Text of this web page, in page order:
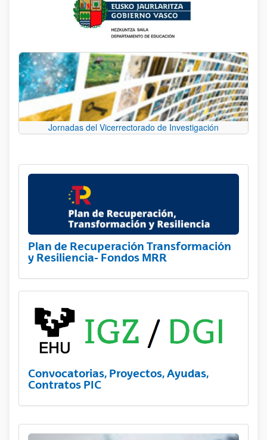
Jornadas del Vicerrectorado de Investigación
Plan de Recuperación Transformación
y Resiliencia- Fondos MRR
Convocatorias, Proyectos, Ayudas,
Contratos PIC